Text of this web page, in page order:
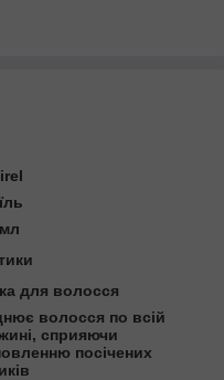
для волосся
волосся по всій
сприяючи
посічених